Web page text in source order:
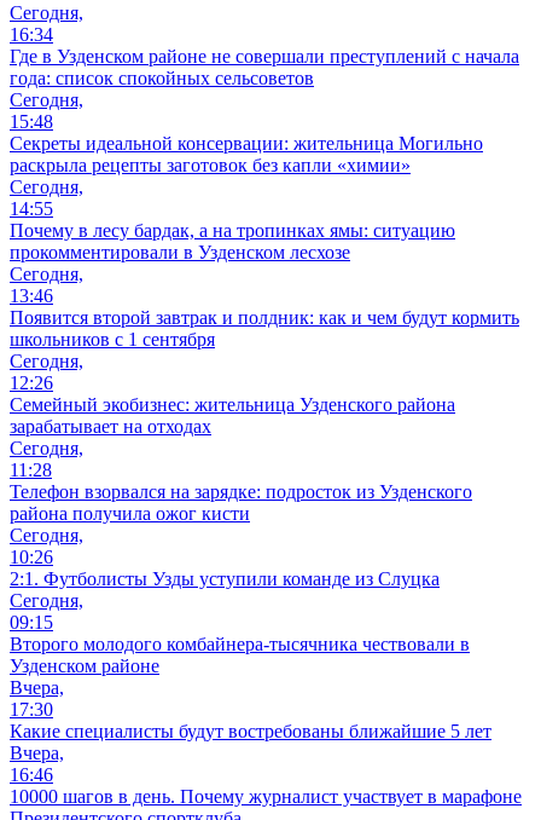
Сегодня,
16:34
Где в Узденском районе не совершали преступлений с начала
года: список спокойных сельсоветов
Сегодня,
15:48
Секреты идеальной консервации: жительница Могильно
раскрыла рецепты заготовок без капли «химии»
Сегодня,
14:55
Почему в лесу бардак, а на тропинках ямы: ситуацию
прокомментировали в Узденском лесхозе
Сегодня,
13:46
Появится второй завтрак и полдник: как и чем будут кормить
школьников с 1 сентября
Сегодня,
12:26
Семейный экобизнес: жительница Узденского района
зарабатывает на отходах
Сегодня,
11:28
Телефон взорвался на зарядке: подросток из Узденского
района получила ожог кисти
Сегодня,
10:26
2:1. Футболисты Узды уступили команде из Слуцка
Сегодня,
09:15
Второго молодого комбайнера-тысячника чествовали в
Узденском районе
Вчера,
17:30
Какие специалисты будут востребованы ближайшие 5 лет
Вчера,
16:46
10000 шагов в день. Почему журналист участвует в марафоне